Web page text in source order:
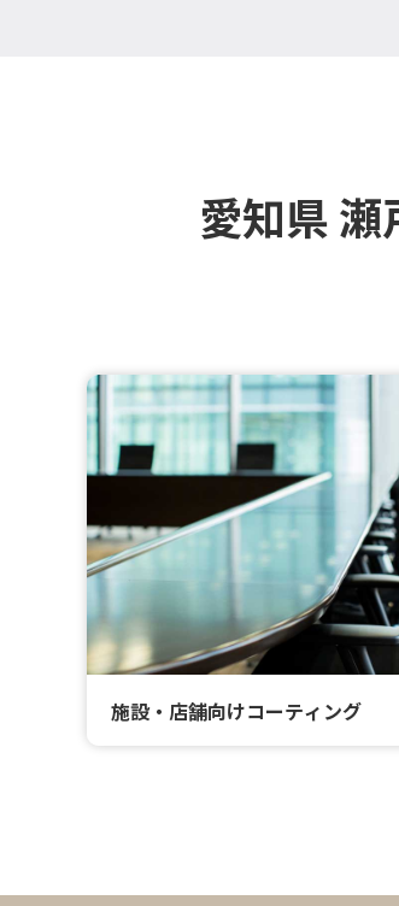
愛知県
施設・店舗向けコーティング